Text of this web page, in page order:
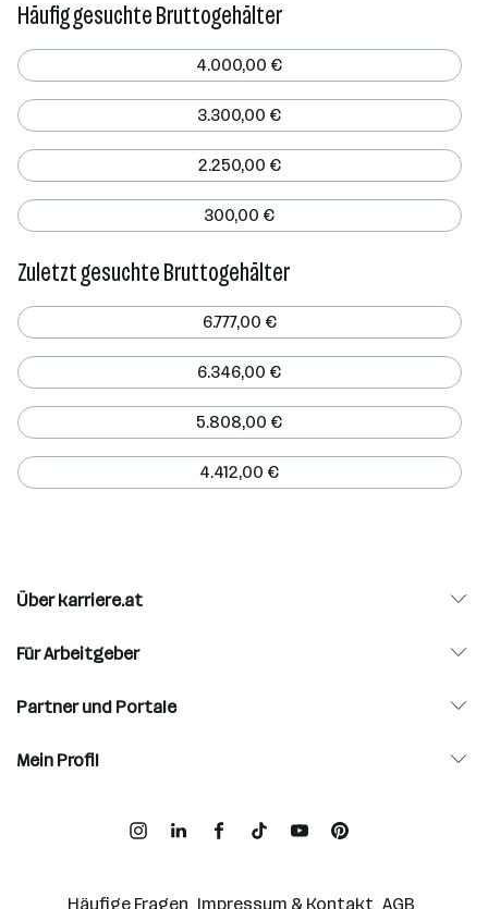
Häufig gesuchte Bruttogehälter
4.000,00 €
3.300,00 €
2.250,00 €
300,00 €
Zuletzt gesuchte Bruttogehälter
6.777,00 €
6.346,00 €
5.808,00 €
4.412,00 €
Über karriere.at
Für Arbeitgeber
Partner und Portale
Mein Profil
Häufige Fragen Impressum & Kontakt AGB